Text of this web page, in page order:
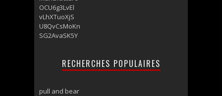
OCU6g3LvEl
vLhXTuoXjS
U8QvCsMoKn
SG2AvaSK5Y
RECHERCHES POPULAIRES
pull and bear